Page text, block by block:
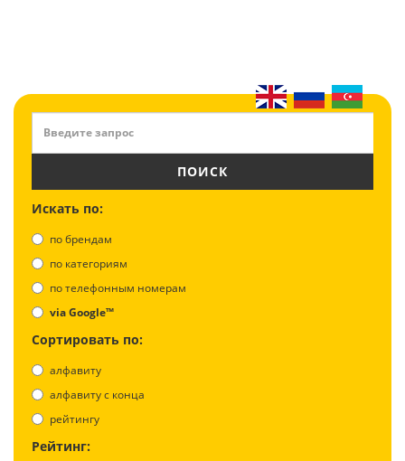
ПОИСК
Искать по:
по брендам
по категориям
по телефонным номерам
via Google™
Сортировать по:
алфавиту
aлфавиту с конца
рейтингу
Рейтинг: